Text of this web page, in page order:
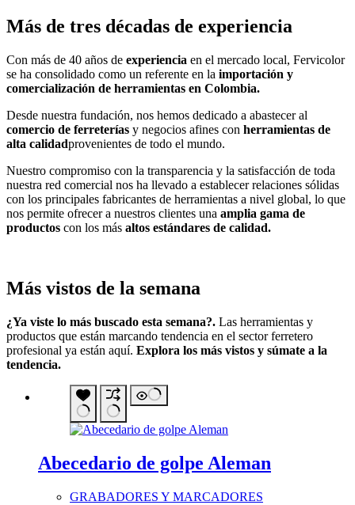
Más de tres décadas de experiencia
Con más de 40 años de experiencia en el mercado local, Fervicolor
se ha consolidado como un referente en la importación y
comercialización de herramientas en Colombia.
Desde nuestra fundación, nos hemos dedicado a abastecer al
comercio de ferreterías y negocios afines con herramientas de
alta calidadprovenientes de todo el mundo.
Nuestro compromiso con la transparencia y la satisfacción de toda
nuestra red comercial nos ha llevado a establecer relaciones sólidas
con los principales fabricantes de herramientas a nivel global, lo que
nos permite ofrecer a nuestros clientes una amplia gama de
productos con los más altos estándares de calidad.
Más vistos de la semana
¿Ya viste lo más buscado esta semana?. Las herramientas y
productos que están marcando tendencia en el sector ferretero
profesional ya están aquí. Explora los más vistos y súmate a la
tendencia.
Abecedario de golpe Aleman
GRABADORES Y MARCADORES